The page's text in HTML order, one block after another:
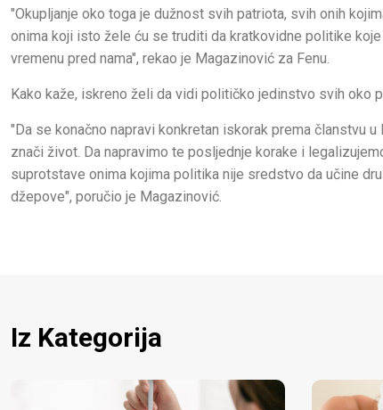
"Okupljanje oko toga je dužnost svih patriota, svih onih
onima koji isto žele ću se truditi da kratkovidne politike
vremenu pred nama", rekao je Magazinović za Fenu.
Kako kaže, iskreno želi da vidi političko jedinstvo svih oko
"Da se konačno napravi konkretan iskorak prema članstvu
znači život. Da napravimo te posljednje korake i
suprotstave onima kojima politika nije sredstvo da učine
džepove", poručio je Magazinović.
Iz Kategorija